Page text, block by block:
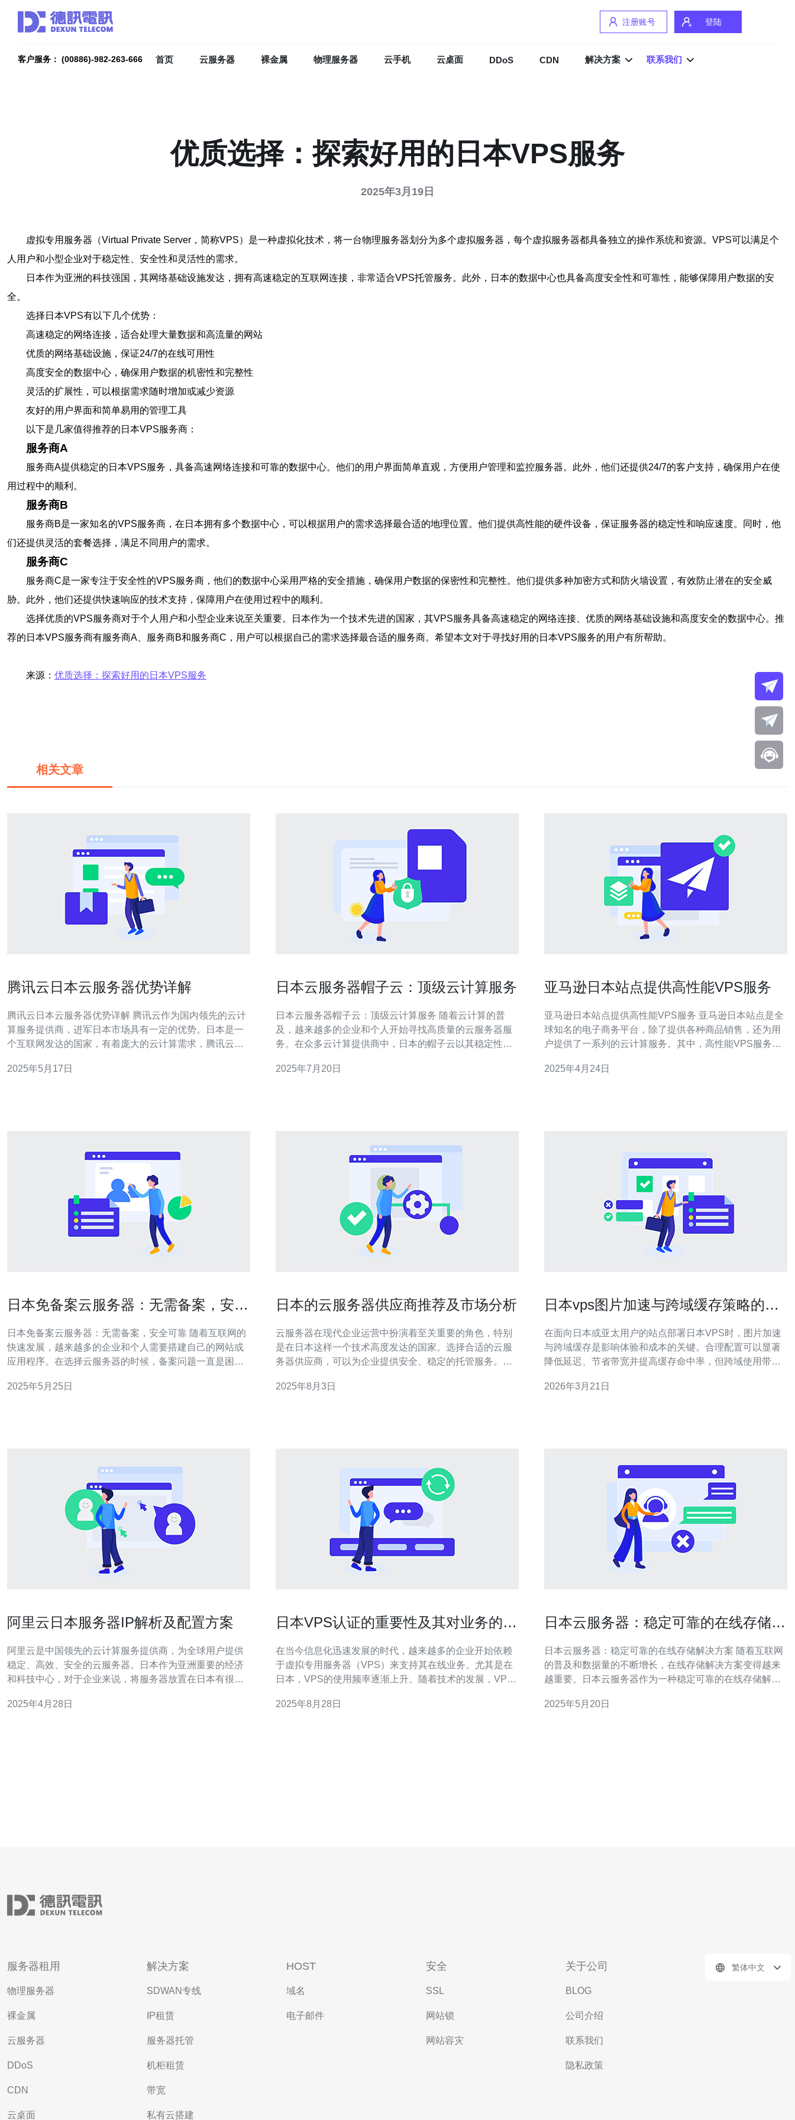
注册账号 登陆
客户服务： (00886)-982-263-666 首页 云服务器 裸金属 物理服务器 云手机 云桌面 DDoS CDN 解决方案 联系我们
优质选择：探索好用的日本VPS服务
2025年3月19日
虚拟专用服务器（Virtual Private Server，简称VPS）是一种虚拟化技术，将一台物理服务器划分为多个虚拟服务器，每个虚拟服务器都具备独立的操作系统和资源。VPS可以满足个
人用户和小型企业对于稳定性、安全性和灵活性的需求。
日本作为亚洲的科技强国，其网络基础设施发达，拥有高速稳定的互联网连接，非常适合VPS托管服务。此外，日本的数据中心也具备高度安全性和可靠性，能够保障用户数据的安
全。
选择日本VPS有以下几个优势：
高速稳定的网络连接，适合处理大量数据和高流量的网站
优质的网络基础设施，保证24/7的在线可用性
高度安全的数据中心，确保用户数据的机密性和完整性
灵活的扩展性，可以根据需求随时增加或减少资源
友好的用户界面和简单易用的管理工具
以下是几家值得推荐的日本VPS服务商：
服务商A
服务商A提供稳定的日本VPS服务，具备高速网络连接和可靠的数据中心。他们的用户界面简单直观，方便用户管理和监控服务器。此外，他们还提供24/7的客户支持，确保用户在使
用过程中的顺利。
服务商B
服务商B是一家知名的VPS服务商，在日本拥有多个数据中心，可以根据用户的需求选择最合适的地理位置。他们提供高性能的硬件设备，保证服务器的稳定性和响应速度。同时，他
们还提供灵活的套餐选择，满足不同用户的需求。
服务商C
服务商C是一家专注于安全性的VPS服务商，他们的数据中心采用严格的安全措施，确保用户数据的保密性和完整性。他们提供多种加密方式和防火墙设置，有效防止潜在的安全威
胁。此外，他们还提供快速响应的技术支持，保障用户在使用过程中的顺利。
选择优质的VPS服务商对于个人用户和小型企业来说至关重要。日本作为一个技术先进的国家，其VPS服务具备高速稳定的网络连接、优质的网络基础设施和高度安全的数据中心。推
荐的日本VPS服务商有服务商A、服务商B和服务商C，用户可以根据自己的需求选择最合适的服务商。希望本文对于寻找好用的日本VPS服务的用户有所帮助。
来源： 优质选择：探索好用的日本VPS服务
相关文章
腾讯云日本云服务器优势详解
腾讯云日本云服务器优势详解 腾讯云作为国内领先的云计
算服务提供商，进军日本市场具有一定的优势。日本是一
个互联网发达的国家，有着庞大的云计算需求，腾讯云凭
泛的认可。 腾讯云在日本地区拥有多个数据中心，提供高
2025年5月17日
日本云服务器帽子云：顶级云计算服务
日本云服务器帽子云：顶级云计算服务 随着云计算的普
及，越来越多的企业和个人开始寻找高质量的云服务器服
务。在众多云计算提供商中，日本的帽子云以其稳定性、
表。 帽子云以其高速、高性能和高安全性而闻名。其服务
2025年7月20日
亚马逊日本站点提供高性能VPS服务
亚马逊日本站点提供高性能VPS服务 亚马逊日本站点是全
球知名的电子商务平台，除了提供各种商品销售，还为用
户提供了一系列的云计算服务。其中，高性能VPS服务是
提供的高性能VPS服务的特点和优势。 亚马逊日本站点的
2025年4月24日
日本免备案云服务器：无需备案，安全
日本免备案云服务器：无需备案，安全可靠 随着互联网的
快速发展，越来越多的企业和个人需要搭建自己的网站或
应用程序。在选择云服务器的时候，备案问题一直是困扰
种很好的选择。 相比国内的云服务器，日本的免备案云服
2025年5月25日
日本的云服务器供应商推荐及市场分析
云服务器在现代企业运营中扮演着至关重要的角色，特别
是在日本这样一个技术高度发达的国家。选择合适的云服
务器供应商，可以为企业提供安全、稳定的托管服务。本
场分析及选择步骤。 1. 日本云服务器市场概述 日本的云服
2025年8月3日
日本vps图片加速与跨域缓存策略的兼
在面向日本或亚太用户的站点部署日本VPS时，图片加速
与跨域缓存是影响体验和成本的关键。合理配置可以显著
降低延迟、节省带宽并提高缓存命中率，但跨域使用带来
问题：一是浏览器对跨域资源的安全策略，通常由响应头
2026年3月21日
阿里云日本服务器IP解析及配置方案
阿里云是中国领先的云计算服务提供商，为全球用户提供
稳定、高效、安全的云服务器。日本作为亚洲重要的经济
和科技中心，对于企业来说，将服务器放置在日本有很多
供配置方案。 首先，登录阿里云控制台，进入云服务器
2025年4月28日
日本VPS认证的重要性及其对业务的影
在当今信息化迅速发展的时代，越来越多的企业开始依赖
于虚拟专用服务器（VPS）来支持其在线业务。尤其是在
日本，VPS的使用频率逐渐上升。随着技术的发展，VPS
要性以及它对企业业务的影响。 首先，VPS认证是指对虚
2025年8月28日
日本云服务器：稳定可靠的在线存储解
日本云服务器：稳定可靠的在线存储解决方案 随着互联网
的普及和数据量的不断增长，在线存储解决方案变得越来
越重要。日本云服务器作为一种稳定可靠的在线存储解决
优势，帮助用户更好地了解并选择合适的在线存储方案。
2025年5月20日
服务器租用
物理服务器
裸金属
云服务器
DDoS
CDN
云桌面
解决方案
SDWAN专线
IP租赁
服务器托管
机柜租赁
带宽
私有云搭建
HOST
域名
电子邮件
安全
SSL
网站锁
网站容灾
关于公司
BLOG
公司介绍
联系我们
隐私政策
繁体中文